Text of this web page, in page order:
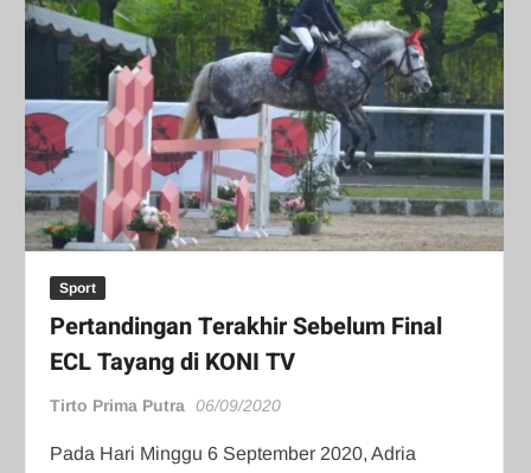
Sport
Pertandingan Terakhir Sebelum Final
ECL Tayang di KONI TV
Tirto Prima Putra 06/09/2020
Pada Hari Minggu 6 September 2020, Adria